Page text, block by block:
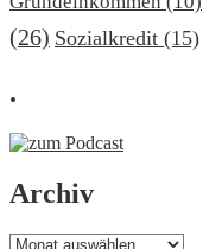
(26) Sozialkredit (15)
.
Archiv
Archiv